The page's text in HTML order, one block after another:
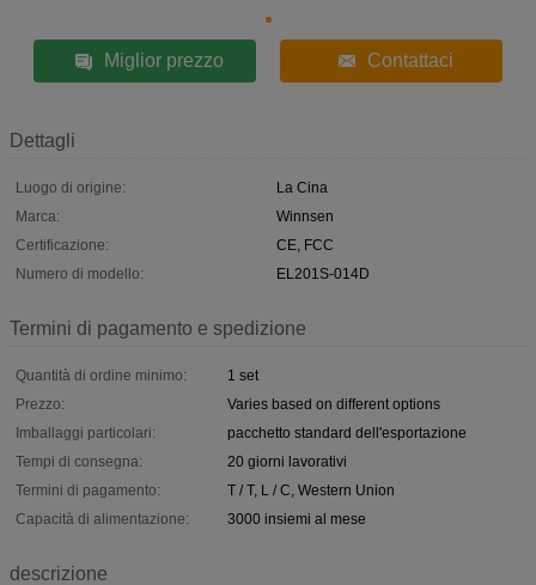
Miglior prezzo Contattaci
Dettagli
Luogo di origine:
La Cina
Marca:
Winnsen
Certificazione:
CE, FCC
Numero di modello:
EL201S-014D
Termini di pagamento e spedizione
Quantità di ordine minimo:
1 set
Prezzo:
Varies based on different options
Imballaggi particolari:
pacchetto standard dell'esportazione
Tempi di consegna:
20 giorni lavorativi
Termini di pagamento:
T / T, L / C, Western Union
Capacità di alimentazione:
3000 insiemi al mese
descrizione